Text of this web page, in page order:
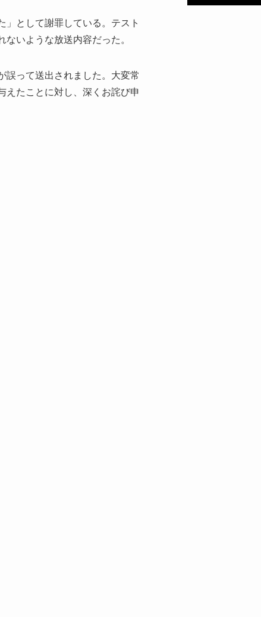
として謝罪している。テスト
いような放送内容だった。
って送出されました。大変常
えたことに対し、深くお詫び申